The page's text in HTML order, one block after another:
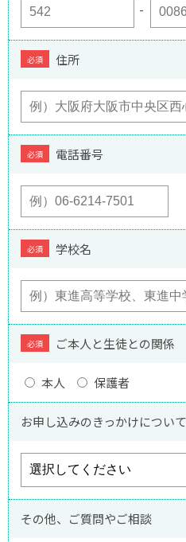
必須 住所
必須 電話番号
必須 学校名
必須 ご本人と生徒との関係
本人 保護者
お申し込みのきっかけについ
その他、ご質問やご相談